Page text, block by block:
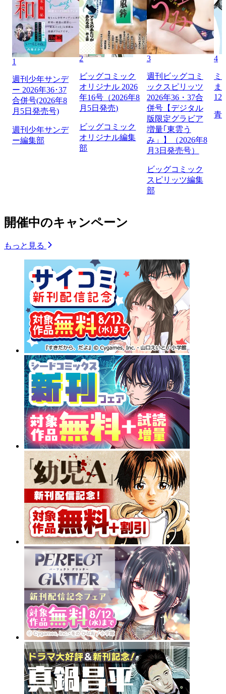
1
週刊少年サンデ
ー 2026年36･37
合併号(2026年8
月5日発売号)
週刊少年サンデ
ー編集部
2
ビッグコミック
オリジナル 2026
年16号（2026年8
月5日発売)
ビッグコミック
オリジナル編集
部
3
週刊ビッグコミ
ックスピリッツ
2026年36・37合
併号【デジタル
版限定グラビア
増量｢東雲う
み」】（2026年8
月3日発売号）
ビッグコミック
スピリッツ編集
部
4
ミ
ま
129
青
開催中のキャンペーン
もっと見る